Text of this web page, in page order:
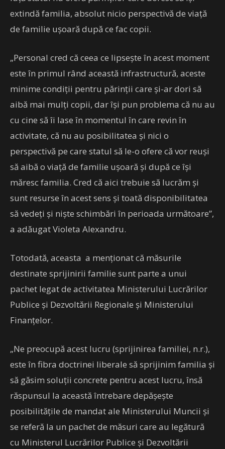
extindă familia, absolut nicio perspectivă de viaţă
de familie uşoară după ce fac copii.
„Personal cred că ceea ce lipseşte în acest moment
este în primul rând această infrastructură, aceste
minime condiţii pentru părinţii care şi-ar dori să
aibă mai mulţi copii, dar îşi pun problema că nu au
cu cine să îi lase în momentul în care revin în
activitate, că nu au posibilitatea şi nici o
perspectivă pe care statul să le-o ofere că vor reuşi
să aibă o viaţă de familie uşoară şi după ce îşi
măresc familia. Cred că aici trebuie să lucrăm şi
sunt resurse în acest sens şi toată disponibilitatea
să vedeţi şi nişte schimbări în perioada următoare”,
a adăugat Violeta Alexandru.
Totodată, aceasta a menţionat că măsurile
destinate sprijinirii familie sunt parte a unui
pachet legat de activitatea Ministerului Lucrărilor
Publice şi Dezvoltării Regionale şi Ministerului
Finanţelor.
„Ne preocupă acest lucru (sprijinirea familiei, n.r.),
este în fibra doctrinei liberale să sprijinim familia şi
să găsim soluţii concrete pentru acest lucru, însă
răspunsul la această întrebare depăşeşte
posibilităţile de mandat ale Ministerului Muncii şi
se referă la un pachet de măsuri care au legătură
cu Ministerul Lucrărilor Publice şi Dezvoltării